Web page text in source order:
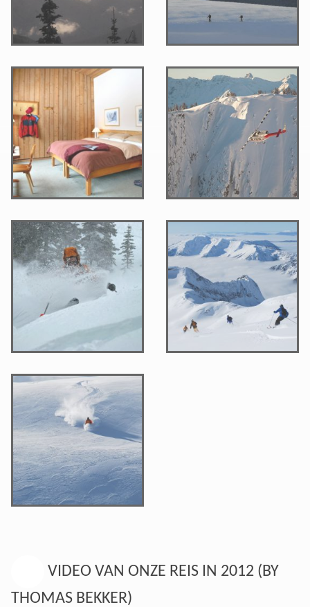
VIDEO VAN ONZE REIS IN 2012 (BY
THOMAS BEKKER)